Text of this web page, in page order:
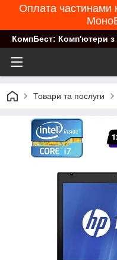
Оплата частинами
КомпБест: Комп'ютери
Товари та послуги